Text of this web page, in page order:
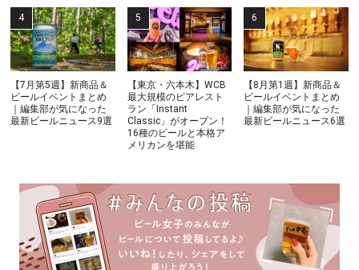
【7月第5週】新商品＆
ビールイベントまとめ
｜編集部が気になった
最新ビールニュース9選
【東京・六本木】WCB
最大規模のビアレスト
ラン「Instant
Classic」がオープン！
16種のビールと本格ア
メリカンを堪能
【8月第1週】新商品＆
ビールイベントまとめ
｜編集部が気になった
最新ビールニュース6選